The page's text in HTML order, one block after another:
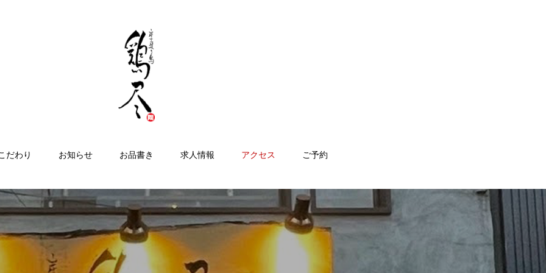
だわり お知らせ お品書き 求人情報 アクセス ご予約